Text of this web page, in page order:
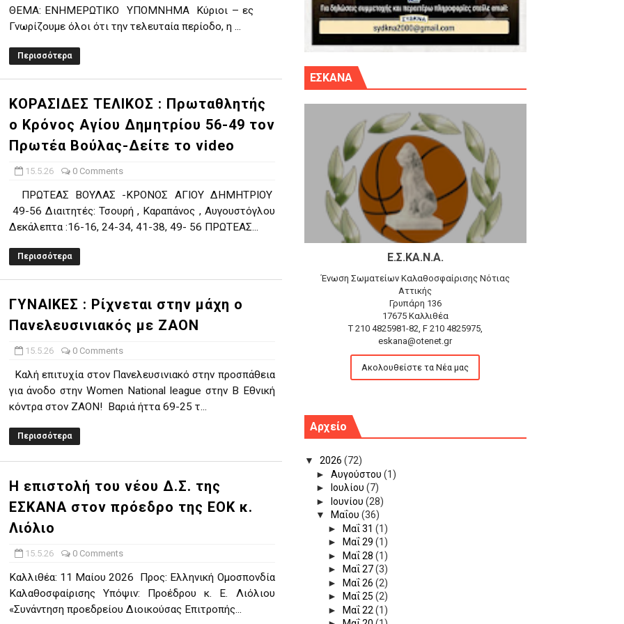
: 39Η ΕΠΕΤΕΙΟΣ ΑΠΟ ΤΟ ΕΠΟΣ ΤΟΥ 1987
ανδρών ΕΣΚΑΝΑ Μανδραϊκός Προοδευτική στο νέο κλ. Αγίου Δημητρίου την Κυριακή 14.6.26
Πανελευσινιακό στον τελικό αύριο με Αρετσού (το video του αγώνα)
η Φιλία Περάματος έφερε την σειρά στα ίσια (1-1) νίκησε τον Προφήτη Ηλία 78-74 στα Καμίνια
ΑΕ Ρέντη, Πέρα , Ερμής Αργυρ. και Δραπετσώνα
ΘΕΜΑ: ΕΝΗΜΕΡΩΤΙΚΟ ΥΠΟΜΝΗΜΑ Κύριοι – ες
Γνωρίζουμε όλοι ότι την τελευταία περίοδο, η ...
Περισσότερα
ΚΟΡΑΣΙΔΕΣ ΤΕΛΙΚΟΣ : Πρωταθλητής
ο Κρόνος Αγίου Δημητρίου 56-49 τον
Πρωτέα Βούλας-Δείτε το video
15.5.26 0 Comments
ΠΡΩΤΕΑΣ ΒΟΥΛΑΣ -ΚΡΟΝΟΣ ΑΓΙΟΥ ΔΗΜΗΤΡΙΟΥ
49-56 Διαιτητές: Τσουρή , Καραπάνος , Αυγουστόγλου
Δεκάλεπτα :16-16, 24-34, 41-38, 49- 56 ΠΡΩΤΕΑΣ...
Περισσότερα
ΓΥΝΑΙΚΕΣ : Ρίχνεται στην μάχη ο
Πανελευσινιακός με ΖΑΟΝ
15.5.26 0 Comments
Καλή επιτυχία στον Πανελευσινιακό στην προσπάθεια
για άνοδο στην Women National league στην Β Εθνική
κόντρα στον ΖΑΟΝ! Βαριά ήττα 69-25 τ...
Περισσότερα
Η επιστολή του νέου Δ.Σ. της
ΕΣΚΑΝΑ στον πρόεδρο της ΕΟΚ κ.
Λιόλιο
15.5.26 0 Comments
Καλλιθέα: 11 Μαίου 2026 Προς: Ελληνική Ομοσπονδία
Καλαθοσφαίρισης Υπόψιν: Προέδρου κ. Ε. Λιόλιου
«Συνάντηση προεδρείου Διοικούσας Επιτροπής...
ΕΣΚΑΝΑ
Ε.Σ.ΚΑ.Ν.Α.
Ένωση Σωματείων Καλαθοσφαίρισης Νότιας
Αττικής
Γρυπάρη 136
17675 Καλλιθέα
T 210 4825981-82, F 210 4825975,
eskana@otenet.gr
Ακολουθείστε τα Νέα μας
Αρχείο
▼ 2026 (72)
►Αυγούστου(1)
►
Ιουλίου(7)
►
Ιουνίου(28)
▼ Μαΐου(36)
►
Μαΐ 31(1)
►
Μαΐ 29(1)
►
Μαΐ 28(1)
►
Μαΐ 27(3)
►
Μαΐ 26(2)
►
Μαΐ 25(2)
►
Μαΐ 22(1)